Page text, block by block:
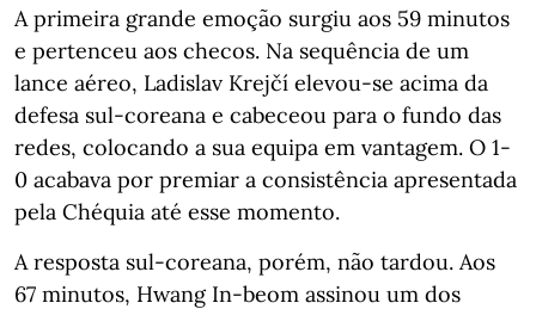
A primeira grande emoção surgiu aos 59 minutos
e pertenceu aos checos. Na sequência de um
lance aéreo, Ladislav Krejčí elevou-se acima da
defesa sul-coreana e cabeceou para o fundo das
redes, colocando a sua equipa em vantagem. O 1-
0 acabava por premiar a consistência apresentada
pela Chéquia até esse momento.
A resposta sul-coreana, porém, não tardou. Aos
67 minutos, Hwang In-beom assinou um dos